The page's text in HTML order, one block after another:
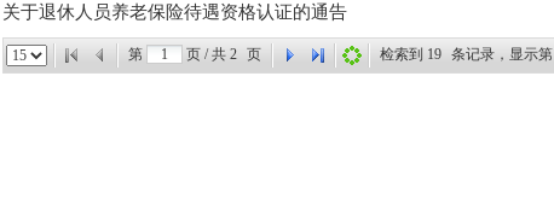
关于退休人员养老保险待遇资格认证的通告
第 页 / 共 2 页 检索到 19 条记录，显示第